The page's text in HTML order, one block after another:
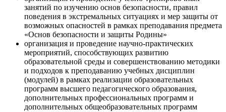
занятий по изучению основ безопасности, правил
поведения в экстремальных ситуациях и мер защиты от
возможных опасностей в рамках преподавания предмета
«Основ безопасности и защиты Родины»
организация и проведение научно-практических
мероприятий, способствующих развитию
образовательной среды и совершенствованию методики
и подходов к преподаванию учебных дисциплин
(модулей) в рамках реализации образовательных
программ высшего педагогического образования,
дополнительных профессиональных программ и
дополнительных общеобразовательных программ